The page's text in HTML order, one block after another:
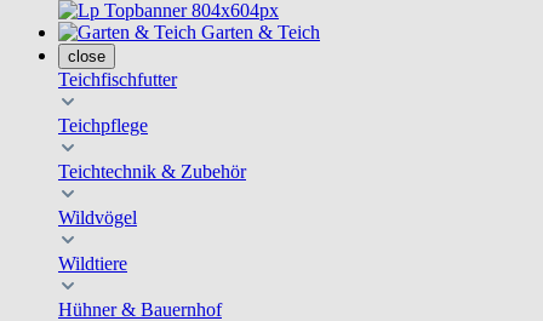
Garten & Teich
close
Teichfischfutter
Teichpflege
Teichtechnik & Zubehör
Wildvögel
Wildtiere
Hühner & Bauernhof